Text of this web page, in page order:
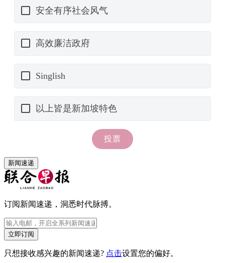
新闻速递
订阅新闻速递，洞悉时代脉搏。
立即订阅
只想接收感兴趣的新闻速递? 点击设置您的偏好。